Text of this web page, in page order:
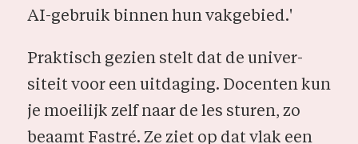
AI-gebruik binnen hun vakgebied.'
Praktisch gezien stelt dat de univer­
siteit voor een uitdaging. Docenten kun
je moei­lijk zelf naar de les sturen, zo
beaamt Fastré. Ze ziet op dat vlak een